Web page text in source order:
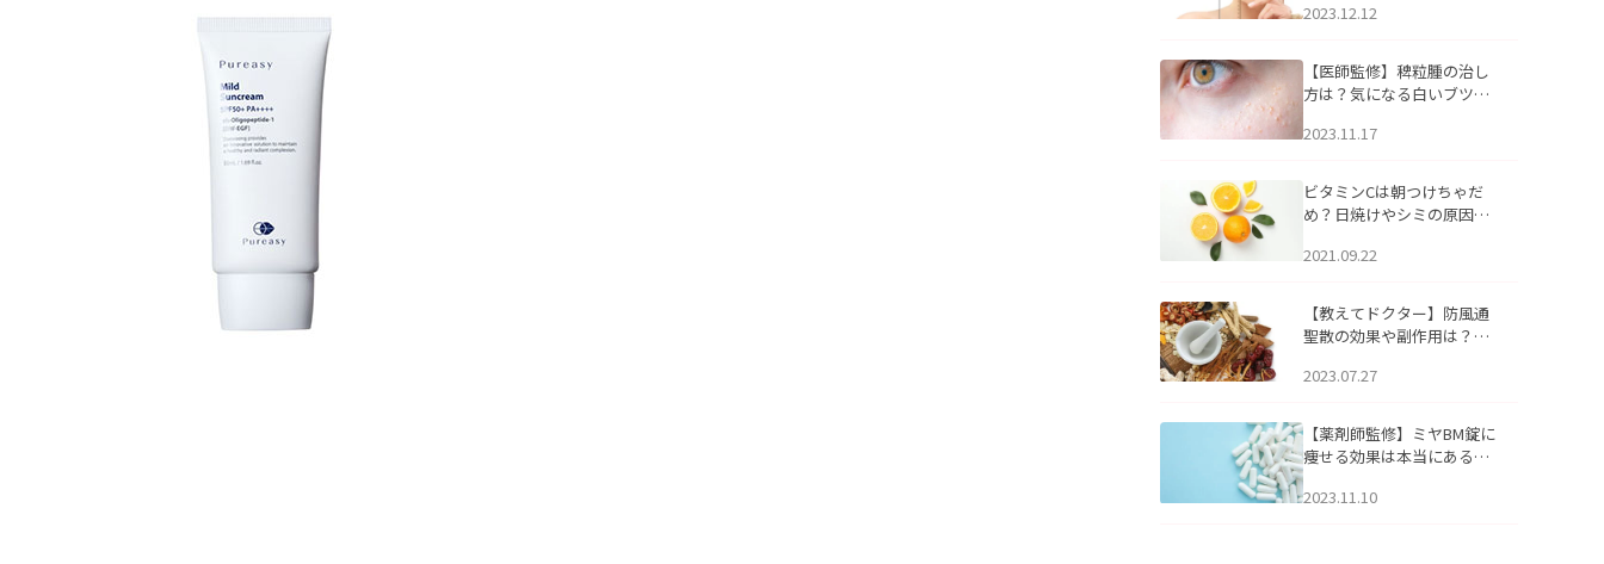
2023.12.12
【医師監修】稗粒腫の治し
方は？気になる白いブツブ
アについて
2023.11.17
ビタミンCは朝つけちゃだ
め？日焼けやシミの原因に
2021.09.22
【教えてドクター】防風通
聖散の効果や副作用は？長
2023.07.27
【薬剤師監修】ミヤBM錠に
痩せる効果は本当にある
2023.11.10